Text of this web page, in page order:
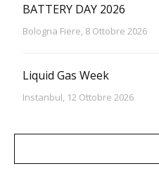
BATTERY DAY 2026
Bologna Fiere, 8 Ottobre 2026
Liquid Gas Week
Instanbul, 12 Ottobre 2026